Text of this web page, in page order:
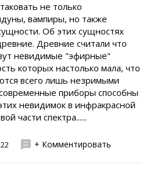
не только
вампиры, но также
Об этих сущностях
Древние считали что
невидимые "эфирные"
которых настолько мала, что
всего лишь незримыми
приборы способны
невидимок в инфракрасной
части спектра......
+ Комментировать